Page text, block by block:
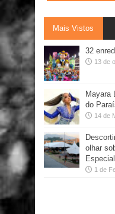
Mais Vistos
32
13 de
Mayara
do
14 de
olhar
1 de